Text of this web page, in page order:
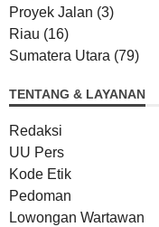
Proyek Jalan (3)
Riau (16)
Sumatera Utara (79)
TENTANG & LAYANAN
Redaksi
UU Pers
Kode Etik
Pedoman
Lowongan Wartawan